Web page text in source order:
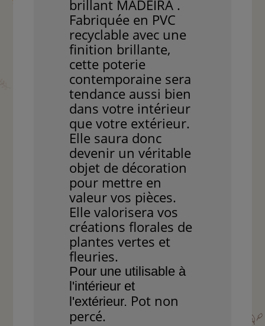
brillant MADEIRA .
Fabriquée en PVC
recyclable avec une
finition brillante,
cette poterie
contemporaine sera
tendance aussi bien
dans votre intérieur
que votre extérieur.
Elle saura donc
devenir un véritable
objet de décoration
pour mettre en
valeur vos pièces.
Elle valorisera vos
créations florales de
plantes vertes et
fleuries.
Pour une utilisable à
l'intérieur et
l'extérieur. Pot non
percé.